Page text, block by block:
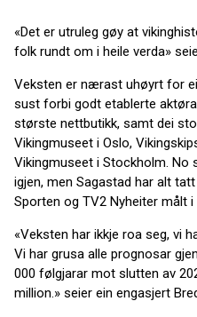
«Det er utruleg gøy at
folk rundt om i heile verda»
Veksten er nærast uhøyrt for
sust forbi godt etablerte
største nettbutikk, samt dei
Vikingmuseet i Oslo,
Vikingmuseet i Stockholm. No
igjen, men Sagastad har alt
Sporten og TV2 Nyheiter målt i
«Veksten har ikkje roa seg, vi
Vi har grusa alle prognosar
000 følgjarar mot slutten av
million.» seier ein engasjert